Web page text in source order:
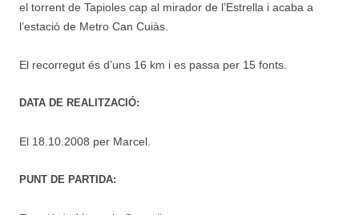
el torrent de Tapioles cap al mirador de l’Estrella i acaba a
l’estació de Metro Can Cuiàs.
El recorregut és d’uns 16 km i es passa per 15 fonts.
DATA DE REALITZACIÓ:
El 18.10.2008 per Marcel.
PUNT DE PARTIDA: